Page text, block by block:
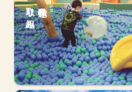
CSR
私達の
取り組み